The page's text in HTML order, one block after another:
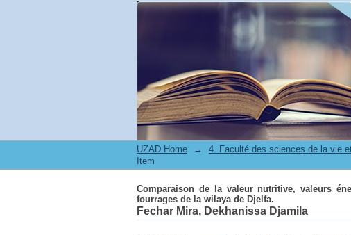
Comparaison de la valeur nutritive, valeurs
UZAD Home →
Item
Comparaison de la valeur nutritive, valeurs
fourrages de la wilaya de Djelfa.
Fechar Mira, Dekhanissa Djamila